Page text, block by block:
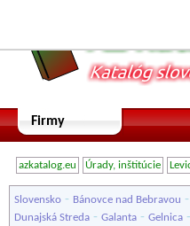
Firmy
azkatalog.eu Úrady, inštitúcie
Slovensko - Bánovce nad Bebravou -
Dunajská Streda - Galanta - Gelnica -